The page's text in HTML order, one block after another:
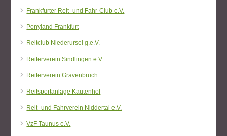
Frankfurter Reit- und Fahr-Club e.V.
Ponyland Frankfurt
Reitclub Niederursel g.e.V.
Reiterverein Sindlingen e.V.
Reiterverein Gravenbruch
Reitsportanlage Kautenhof
Reit- und Fahrverein Niddertal e.V.
VzF Taunus e.V.